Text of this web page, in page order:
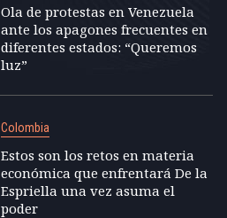
Ola de protestas en Venezuela
ante los apagones frecuentes en
diferentes estados: “Queremos
luz”
Colombia
Estos son los retos en materia
económica que enfrentará De la
Espriella una vez asuma el
poder